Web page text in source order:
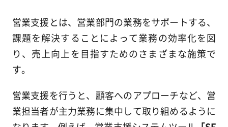
営業支援とは、営業部門の業務をサポートする、
課題を解決することによって業務の効率化を図
り、売上向上を目指すためのさまざまな施策で
す。
営業支援を行うと、顧客へのアプローチなど、営
業担当者が主力業務に集中して取り組めるように